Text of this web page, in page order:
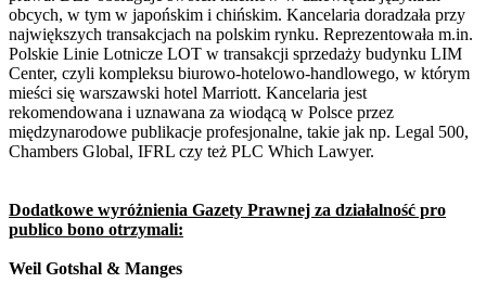
obcych, w tym w japońskim i chińskim. Kancelaria doradzała przy
największych transakcjach na polskim rynku. Reprezentowała m.in.
Polskie Linie Lotnicze LOT w transakcji sprzedaży budynku LIM
Center, czyli kompleksu biurowo-hotelowo-handlowego, w którym
mieści się warszawski hotel Marriott. Kancelaria jest
rekomendowana i uznawana za wiodącą w Polsce przez
międzynarodowe publikacje profesjonalne, takie jak np. Legal 500,
Chambers Global, IFRL czy też PLC Which Lawyer.
Dodatkowe wyróżnienia Gazety Prawnej za działalność pro
publico bono otrzymali:
Weil Gotshal & Manges